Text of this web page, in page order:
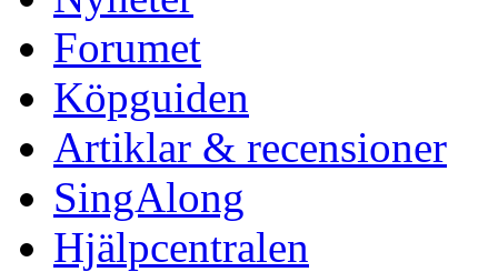
Forumet
Köpguiden
Artiklar & recensioner
SingAlong
Hjälpcentralen